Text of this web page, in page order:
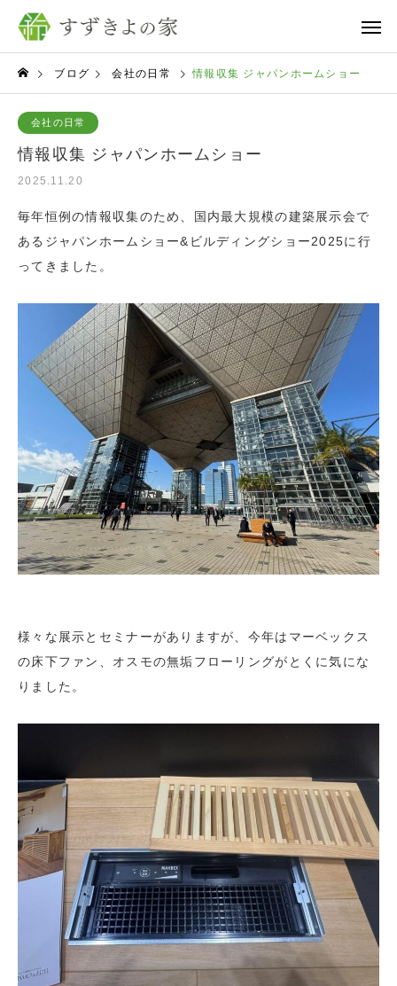
ブログ 会社の日常 情報収集 ジャパンホームショー
会社の日常
情報収集 ジャパンホームショー
2025.11.20
毎年恒例の情報収集のため、国内最大規模の建築展示会で
あるジャパンホームショー&ビルディングショー2025に行
ってきました。
様々な展示とセミナーがありますが、今年はマーベックス
の床下ファン、オスモの無垢フローリングがとくに気にな
りました。